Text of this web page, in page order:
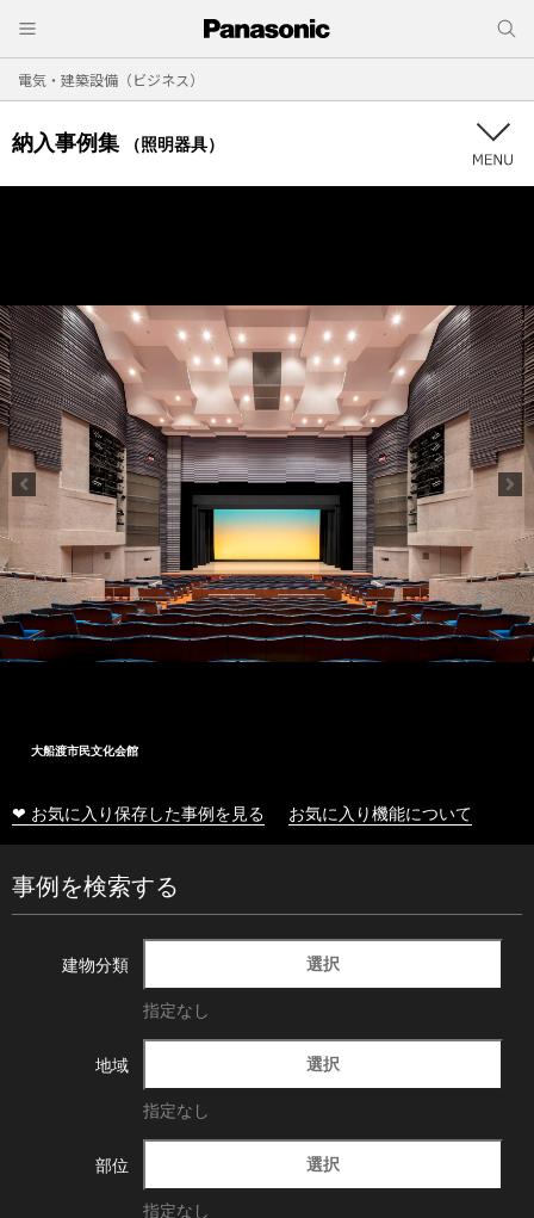
電気・建築設備（ビジネス）
納入事例集 （照明器具）
大船渡市民文化会館
❤ お気に入り保存した事例を見る お気に入り機能について
事例を検索する
建物分類 選択
指定なし
地域 選択
指定なし
部位 選択
指定なし